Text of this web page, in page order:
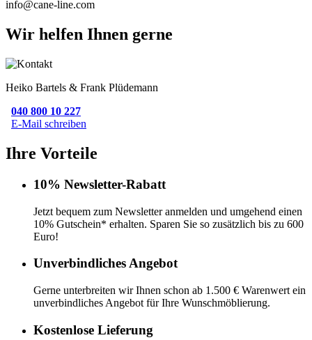
info@cane-line.com
Wir helfen Ihnen gerne
Heiko Bartels & Frank Plüdemann
040 800 10 227
E-Mail schreiben
Ihre Vorteile
10% Newsletter-Rabatt
Jetzt bequem zum Newsletter anmelden und umgehend einen
10% Gutschein* erhalten. Sparen Sie so zusätzlich bis zu 600
Euro!
Unverbindliches Angebot
Gerne unterbreiten wir Ihnen schon ab 1.500 € Warenwert ein
unverbindliches Angebot für Ihre Wunschmöblierung.
Kostenlose Lieferung